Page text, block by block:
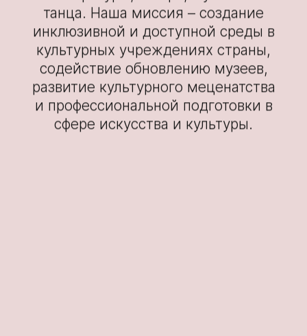
танца. Наша миссия – создание
инклюзивной и доступной среды в
культурных учреждениях страны,
содействие обновлению музеев,
развитие культурного меценатства
и профессиональной подготовки в
сфере искусства и культуры.